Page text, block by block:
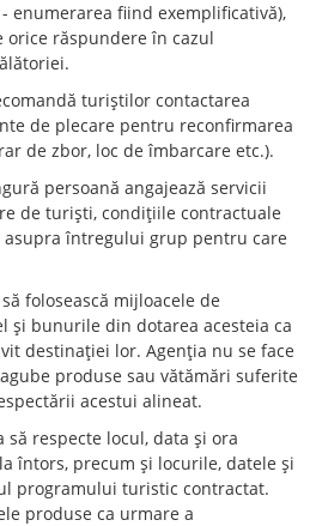
enumerarea fiind exemplificativă),
orice răspundere în cazul
turiştilor contactarea
de plecare pentru reconfirmarea
de zbor, loc de îmbarcare etc.).
persoană angajează servicii
de turişti, condiţiile contractuale
întregului grup pentru care
folosească mijloacele de
şi bunurile din dotarea acesteia ca
destinaţiei lor. Agenţia nu se face
produse sau vătămări suferite
acestui alineat.
respecte locul, data şi ora
întors, precum şi locurile, datele şi
programului turistic contractat.
produse ca urmare a